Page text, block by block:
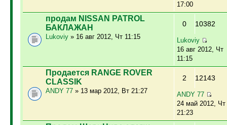
17:00
продам NISSAN PATROL
БАКЛАЖАН
Lukoviy» 16 авг 2012, Чт 11:15
0 10382
Lukoviy
16 авг 2012, Чт
11:15
Продается RANGE ROVER
CLASSIK
ANDY 77» 13 мар 2012, Вт 21:27
2 12143
ANDY 77
24 май 2012, Чт
21:23